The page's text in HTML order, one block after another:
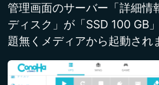
管理画面のサーバー「詳細情
ディスク」が「SSD 100 GB
題無くメディアから起動され